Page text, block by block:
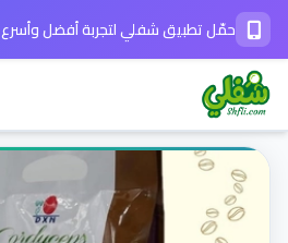
حمّل تطبيق شفلي لتجربة أفضل وأسرع
تسجيل الدخول / حساب جديد